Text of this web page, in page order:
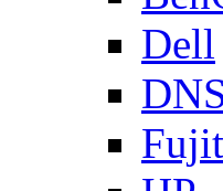
Dell